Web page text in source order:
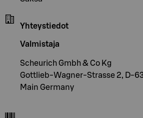
Yhteystiedot
Valmistaja
Scheurich Gmbh & Co Kg
Gottlieb-Wagner-Strasse 2, D-
Main Germany